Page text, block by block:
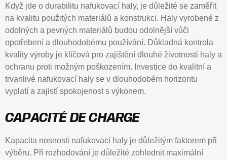
Když jde o durabilitu nafukovací haly, je důležité se zaměřit
na kvalitu použitých materiálů a konstrukci. Haly vyrobené z
odolných a pevných materiálů budou odolnější vůči
opotřebení a dlouhodobému používání. Důkladná kontrola
kvality výroby je klíčová pro zajištění dlouhé životnosti haly a
ochranu proti možným poškozením. Investice do kvalitní a
trvanlivé nafukovací haly se v dlouhodobém horizontu
vyplatí a zajistí spokojenost s výkonem.
CAPACITÉ DE CHARGE
Kapacita nosnosti nafukovací haly je důležitým faktorem při
výběru. Při rozhodování je důležité zohlednit maximální